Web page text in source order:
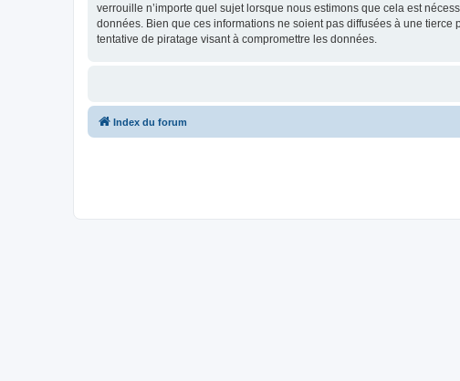
verrouille n’importe quel sujet lorsque nous estimons que cela est
données. Bien que ces informations ne soient pas diffusées à une
tentative de piratage visant à compromettre les données.
Index du forum